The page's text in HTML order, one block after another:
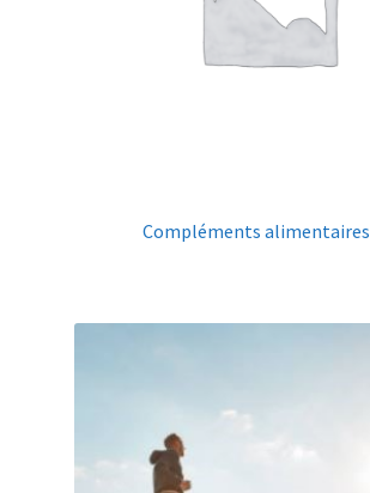
Compléments alimentaires